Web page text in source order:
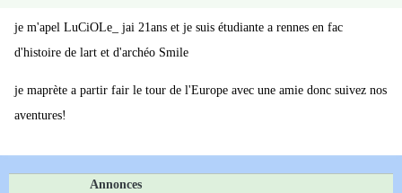
je m'apel LuCiOLe_ jai 21ans et je suis étudiante a rennes en fac
d'histoire de lart et d'archéo Smile
je maprète a partir fair le tour de l'Europe avec une amie donc suivez nos
aventures!
Annonces